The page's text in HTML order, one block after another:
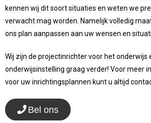
kennen wij dit soort situaties en weten we
verwacht mag worden. Namelijk volledig
ons plan aanpassen aan uw wensen en
Wij zijn de projectinrichter voor het onderwijs
onderwijsinstelling graag verder! Voor meer
voor uw inrichtingsplannen kunt u altijd
Bel ons